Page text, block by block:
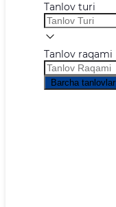
Tanlov turi
Tanlov raqami
Barcha tanlovlar